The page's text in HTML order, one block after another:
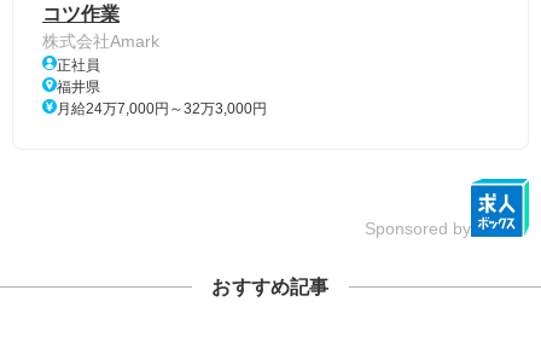
コツ作業
株式会社Amark
正社員
福井県
月給24万7,000円～32万3,000円
Sponsored by
おすすめ記事